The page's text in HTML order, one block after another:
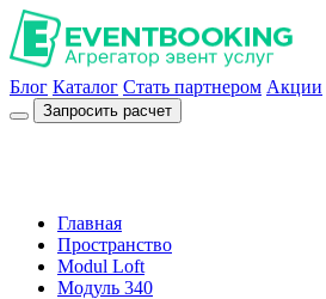
Блог Каталог Стать партнером Акции
Запросить расчет
Главная
Пространство
Modul Loft
Модуль 340